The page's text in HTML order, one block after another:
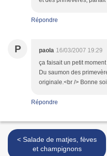
Répondre
P paola 16/03/2007 19:29
ça faisait un petit
Du saumon des
originale.<br /> Bonne
Répondre
< Salade de matjes, fèves
et champignons